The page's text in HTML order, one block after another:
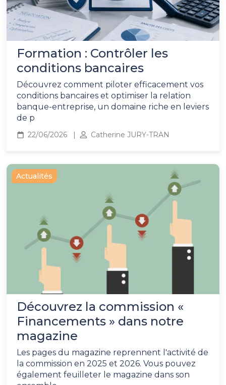
Formation : Contrôler les
conditions bancaires
Découvrez comment piloter efficacement vos
conditions bancaires et optimiser la relation
banque-entreprise, un domaine riche en leviers
de p
22/06/2026 Catherine JURY-TRAN
Actualités
Découvrez la commission «
Financements » dans notre
magazine
Les pages du magazine reprennent l'activité de
la commission en 2025 et 2026. Vous pouvez
également feuilleter le magazine dans son